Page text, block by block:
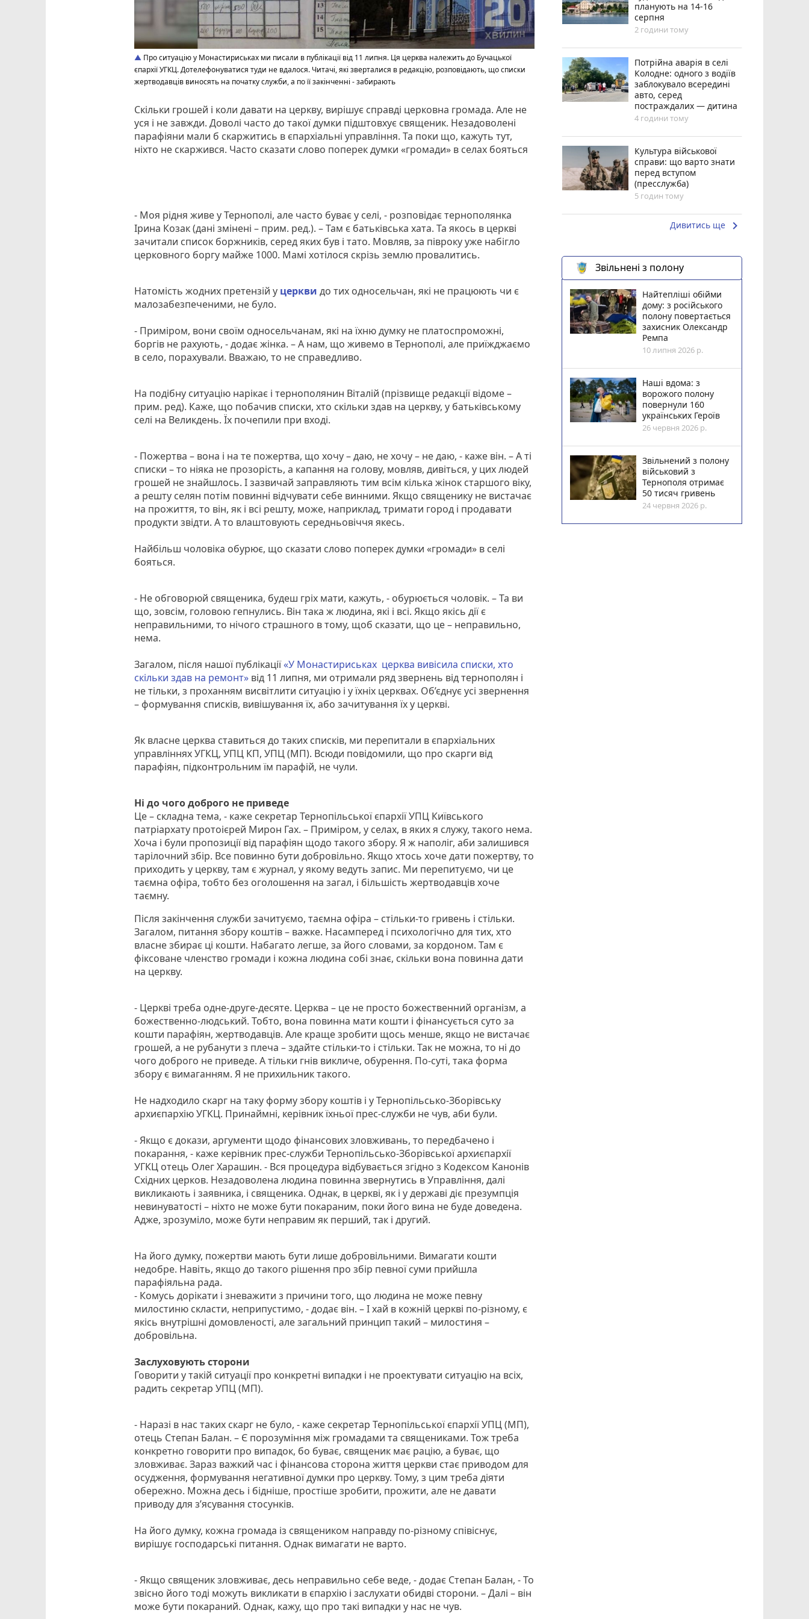
Про ситуацію у Монастириськах ми писали в публікації від 11 липня. Ця церква належить до Бучацької
єпархії УГКЦ. Дотелефонуватися туди не вдалося. Читачі, які зверталися в редакцію, розповідають, що списки
жертводавців виносять на початку служби, а по її закінченні - забирають
Скільки грошей і коли давати на церкву, вирішує справді церковна громада. Але не
уся і не завжди. Доволі часто до такої думки підштовхує священик. Незадоволені
парафіяни мали б скаржитись в єпархіальні управління. Та поки що, кажуть тут,
ніхто не скаржився. Часто сказати слово поперек думки «громади» в селах бояться
- Моя рідня живе у Тернополі, але часто буває у селі, - розповідає тернополянка
Ірина Козак (дані змінені – прим. ред.). – Там є батьківська хата. Та якось в церкві
зачитали список боржників, серед яких був і тато. Мовляв, за півроку уже набігло
церковного боргу майже 1000. Мамі хотілося скрізь землю провалитись.
Натомість жодних претензій у церкви до тих односельчан, які не працюють чи є
малозабезпеченими, не було.
- Приміром, вони своїм односельчанам, які на їхню думку не платоспроможні,
боргів не рахують, - додає жінка. – А нам, що живемо в Тернополі, але приїжджаємо
в село, порахували. Вважаю, то не справедливо.
На подібну ситуацію нарікає і тернополянин Віталій (прізвище редакції відоме –
прим. ред). Каже, що побачив списки, хто скільки здав на церкву, у батьківському
селі на Великдень. Їх почепили при вході.
- Пожертва – вона і на те пожертва, що хочу – даю, не хочу – не даю, - каже він. – А ті
списки – то ніяка не прозорість, а капання на голову, мовляв, дивіться, у цих людей
грошей не знайшлось. І зазвичай заправляють тим всім кілька жінок старшого віку,
а решту селян потім повинні відчувати себе винними. Якщо священику не вистачає
на прожиття, то він, як і всі решту, може, наприклад, тримати город і продавати
продукти звідти. А то влаштовують середньовіччя якесь.
Найбільш чоловіка обурює, що сказати слово поперек думки «громади» в селі
бояться.
- Не обговорюй священика, будеш гріх мати, кажуть, - обурюється чоловік. – Та ви
що, зовсім, головою гепнулись. Він така ж людина, які і всі. Якщо якісь дії є
неправильними, то нічого страшного в тому, щоб сказати, що це – неправильно,
нема.
Загалом, після нашої публікації«У Монастириськах церква вивісила списки, хто
скільки здав на ремонт» від 11 липня, ми отримали ряд звернень від тернополян і
не тільки, з проханням висвітлити ситуацію і у їхніх церквах. Об’єднує усі звернення
– формування списків, вивішування їх, або зачитування їх у церкві.
Як власне церква ставиться до таких списків, ми перепитали в єпархіальних
управліннях УГКЦ, УПЦ КП, УПЦ (МП). Всюди повідомили, що про скарги від
парафіян, підконтрольним їм парафій, не чули.
Ні до чого доброго не приведе
Це – складна тема, - каже секретар Тернопільської єпархії УПЦ Київського
патріархату протоієрей Мирон Гах. – Приміром, у селах, в яких я служу, такого нема.
Хоча і були пропозиції від парафіян щодо такого збору. Я ж наполіг, аби залишився
тарілочний збір. Все повинно бути добровільно. Якщо хтось хоче дати пожертву, то
приходить у церкву, там є журнал, у якому ведуть запис. Ми перепитуємо, чи це
таємна офіра, тобто без оголошення на загал, і більшість жертводавців хоче
таємну.
Після закінчення служби зачитуємо, таємна офіра – стільки-то гривень і стільки.
Загалом, питання збору коштів – важке. Насамперед і психологічно для тих, хто
власне збирає ці кошти. Набагато легше, за його словами, за кордоном. Там є
фіксоване членство громади і кожна людина собі знає, скільки вона повинна дати
на церкву.
- Церкві треба одне-друге-десяте. Церква – це не просто божественний організм, а
божественно-людський. Тобто, вона повинна мати кошти і фінансується суто за
кошти парафіян, жертводавців. Але краще зробити щось менше, якщо не вистачає
грошей, а не рубанути з плеча – здайте стільки-то і стільки. Так не можна, то ні до
чого доброго не приведе. А тільки гнів викличе, обурення. По-суті, така форма
збору є вимаганням. Я не прихильник такого.
Не надходило скарг на таку форму збору коштів і у Тернопільсько-Зборівську
архиєпархію УГКЦ. Принаймні, керівник їхньої прес-служби не чув, аби були.
- Якщо є докази, аргументи щодо фінансових зловживань, то передбачено і
покарання, - каже керівник прес-служби Тернопільсько-Зборівської архиєпархії
УГКЦ отець Олег Харашин. - Вся процедура відбувається згідно з Кодексом Канонів
Східних церков. Незадоволена людина повинна звернутись в Управління, далі
викликають і заявника, і священика. Однак, в церкві, як і у державі діє презумпція
невинуватості – ніхто не може бути покараним, поки його вина не буде доведена.
Адже, зрозуміло, може бути неправим як перший, так і другий.
На його думку, пожертви мають бути лише добровільними. Вимагати кошти
недобре. Навіть, якщо до такого рішення про збір певної суми прийшла
парафіяльна рада.
- Комусь дорікати і зневажити з причини того, що людина не може певну
милостиню скласти, неприпустимо, - додає він. – І хай в кожній церкві по-різному, є
якісь внутрішні домовленості, але загальний принцип такий – милостиня –
добровільна.
Заслуховують сторони
Говорити у такій ситуації про конкретні випадки і не проектувати ситуацію на всіх,
радить секретар УПЦ (МП).
- Наразі в нас таких скарг не було, - каже секретар Тернопільської єпархії УПЦ (МП),
отець Степан Балан. – Є порозуміння між громадами та священиками. Тож треба
конкретно говорити про випадок, бо буває, священик має рацію, а буває, що
зловживає. Зараз важкий час і фінансова сторона життя церкви стає приводом для
осудження, формування негативної думки про церкву. Тому, з цим треба діяти
обережно. Можна десь і бідніше, простіше зробити, прожити, але не давати
приводу для з’ясування стосунків.
На його думку, кожна громада із священиком направду по-різному співіснує,
вирішує господарські питання. Однак вимагати не варто.
- Якщо священик зловживає, десь неправильно себе веде, - додає Степан Балан, - То
звісно його тоді можуть викликати в єпархію і заслухати обидві сторони. – Далі – він
може бути покараний. Однак, кажу, що про такі випадки у нас не чув.
планують на 14-16
серпня
2 години тому
Потрійна аварія в селі
Колодне: одного з водіїв
заблокувало всередині
авто, серед
постраждалих — дитина
4 години тому
Культура військової
справи: що варто знати
перед вступом
(пресслужба)
5 годин тому
Дивитись ще keyboard_arrow_right
Звільнені з полону
Найтепліші обійми
дому: з російського
полону повертається
захисник Олександр
Ремпа
10 липня 2026 р.
Наші вдома: з
ворожого полону
повернули 160
українських Героїв
26 червня 2026 р.
Звільнений з полону
військовий з
Тернополя отримає
50 тисяч гривень
24 червня 2026 р.